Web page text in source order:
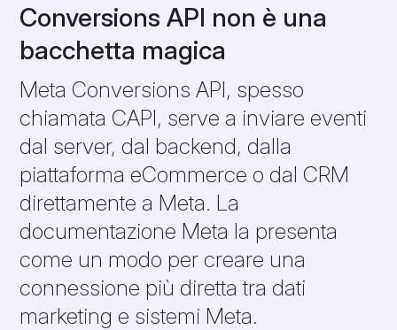
Conversions API non è una
bacchetta magica
Meta Conversions API, spesso
chiamata CAPI, serve a inviare eventi
dal server, dal backend, dalla
piattaforma eCommerce o dal CRM
direttamente a Meta. La
documentazione Meta la presenta
come un modo per creare una
connessione più diretta tra dati
marketing e sistemi Meta.